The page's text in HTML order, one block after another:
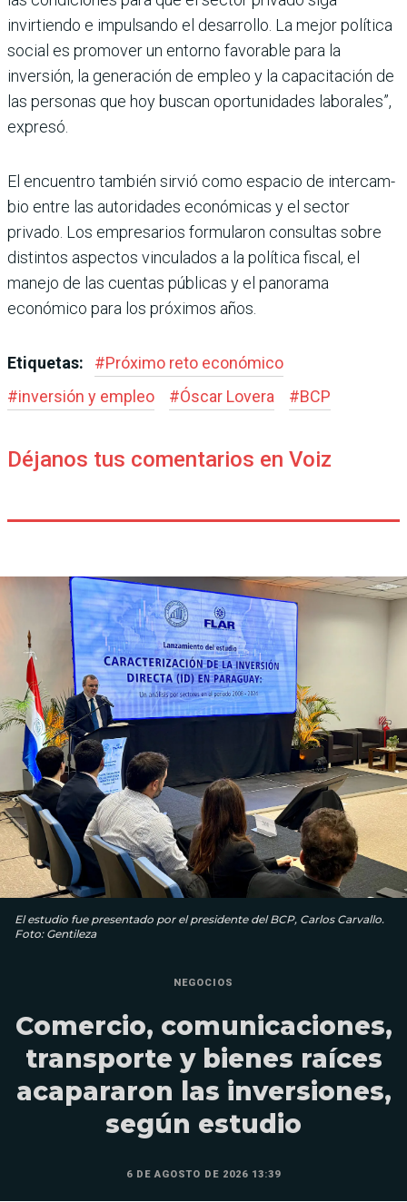
invirtiendo e impulsando el desarrollo. La mejor política
social es promo­ver un entorno favorable para la
inversión, la generación de empleo y la capacitación de
las personas que hoy buscan opor­tunidades laborales”,
expresó.
El encuentro también sirvió como espacio de intercam­
bio entre las autoridades eco­nómicas y el sector
privado. Los empresarios formula­ron consultas sobre
distin­tos aspectos vinculados a la política fiscal, el
manejo de las cuentas públicas y el panorama
económico para los próximos años.
Etiquetas: #Próximo reto económico
#inversión y empleo #Óscar Lovera #BCP
Déjanos tus comentarios en Voiz
El estudio fue presentado por el presidente del BCP, Carlos Carvallo.
Foto: Gentileza
NEGOCIOS
Comercio, comunicaciones,
transporte y bienes raíces
acapararon las inversiones,
según estudio
6 DE AGOSTO DE 2026 13:39